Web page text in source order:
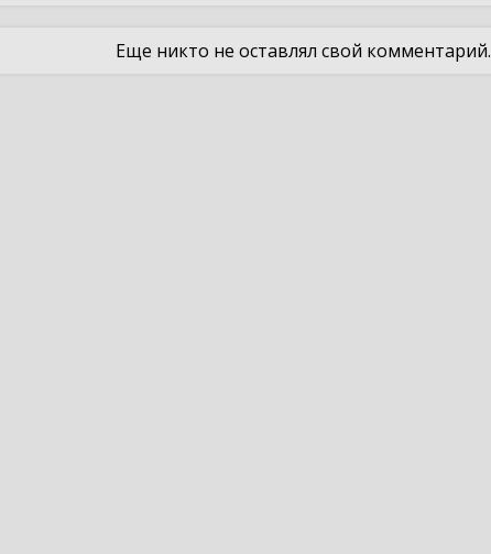
Еще никто не оставлял свой комментарий.